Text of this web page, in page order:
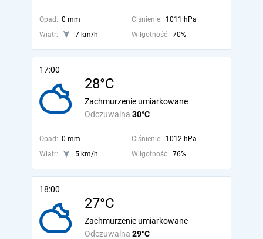
Opad: 0 mm Ciśnienie: 1011 hPa
Wiatr:
7 km/h Wilgotność: 70%
17:00
28°C
Odczuwalna 30°C
Zachmurzenie umiarkowane
Opad: 0 mm Ciśnienie: 1012 hPa
Wiatr:
5 km/h Wilgotność: 76%
18:00
27°C
Odczuwalna 29°C
Zachmurzenie umiarkowane